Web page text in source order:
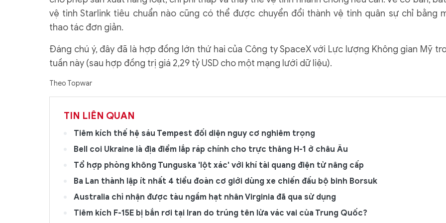
vệ tinh Starlink tiêu chuẩn nào cũng có thể được chuyển đổi thành vệ tinh quân sự chỉ bằng
thao tác đơn giản.
Đáng chú ý, đây đã là hợp đồng lớn thứ hai của Công ty SpaceX với Lực lượng Không gian Mỹ
tuần này (sau hợp đồng trị giá 2,29 tỷ USD cho một mạng lưới dữ liệu).
Theo Topwar
TIN LIÊN QUAN
Tiêm kích thế hệ sáu Tempest đối diện nguy cơ nghiêm trọng
Bell coi Ukraine là địa điểm lắp ráp chính cho trực thăng H-1 ở châu Âu
Tổ hợp phòng không Tunguska 'lột xác' với khí tài quang điện tử nâng cấp
Ba Lan thành lập ít nhất 4 tiểu đoàn cơ giới dùng xe chiến đấu bộ binh Borsuk
Australia chỉ nhận được tàu ngầm hạt nhân Virginia đã qua sử dụng
Tiêm kích F-15E bị bắn rơi tại Iran do trúng tên lửa vác vai của Trung Quốc?